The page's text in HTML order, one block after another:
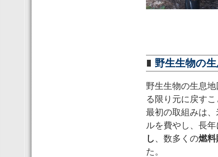
野生生物の
野生生物の生息
る限り元に戻す
最初の取組みは
ルを費やし、長
し 、数多くの燃料
た。